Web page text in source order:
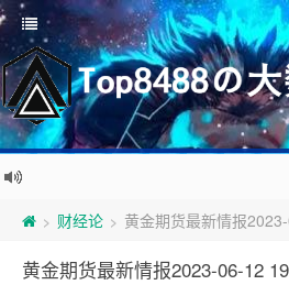
> 财经论 > 黄金期货最新情报
黄金期货最新情报2023-06-12